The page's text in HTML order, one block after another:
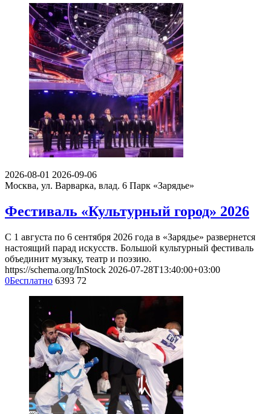
2026-08-01 2026-09-06
Москва, ул. Варварка, влад. 6 Парк «Зарядье»
Фестиваль «Культурный город» 2026
С 1 августа по 6 сентября 2026 года в «Зарядье» развернется
настоящий парад искусств. Большой культурный фестиваль
объединит музыку, театр и поэзию.
https://schema.org/InStock 2026-07-28T13:40:00+03:00
0Бесплатно 6393 72